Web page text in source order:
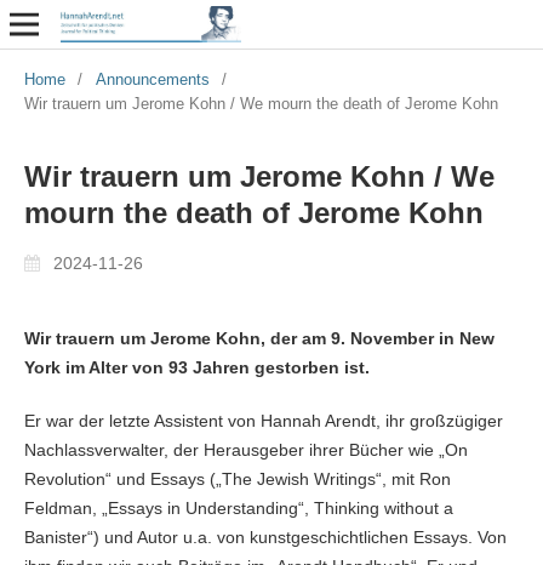
Home / Announcements
/
Wir trauern um Jerome Kohn / We mourn the death of Jerome Kohn
Wir trauern um Jerome Kohn / We
mourn the death of Jerome Kohn
2024-11-26
Wir trauern um Jerome Kohn, der am 9. November in New
York im Alter von 93 Jahren gestorben ist.
Er war der letzte Assistent von Hannah Arendt, ihr großzügiger
Nachlassverwalter, der Herausgeber ihrer Bücher wie „On
Revolution“ und Essays („The Jewish Writings“, mit Ron
Feldman, „Essays in Understanding“, Thinking without a
Banister“) und Autor u.a. von kunstgeschichtlichen Essays. Von